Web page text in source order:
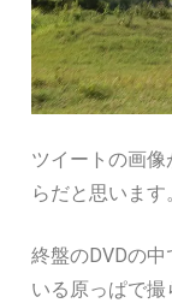
ツイートの画
らだと思います
終盤のDVDの
いる原っぱで撮